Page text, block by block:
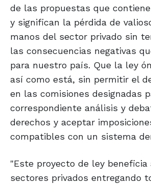
de las propuestas que
y significan la pérdida de
manos del sector privado sin
las consecuencias negativas
para nuestro país. Que la ley
así como está, sin permitir el
en las comisiones designadas
correspondiente análisis y
derechos y aceptar
compatibles con un sistema
"Este proyecto de ley
sectores privados entregando